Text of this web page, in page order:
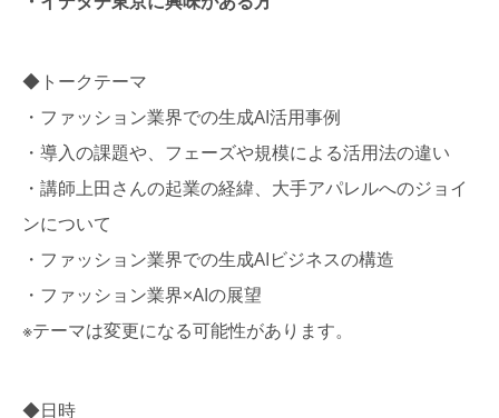
◆トークテーマ
・ファッション業界での生成AI活用事例
・導入の課題や、フェーズや規模による活用法の違い
・講師上田さんの起業の経緯、大手アパレルへのジョイ
ンについて
・ファッション業界での生成AIビジネスの構造
・ファッション業界×AIの展望
※テーマは変更になる可能性があります。
◆日時